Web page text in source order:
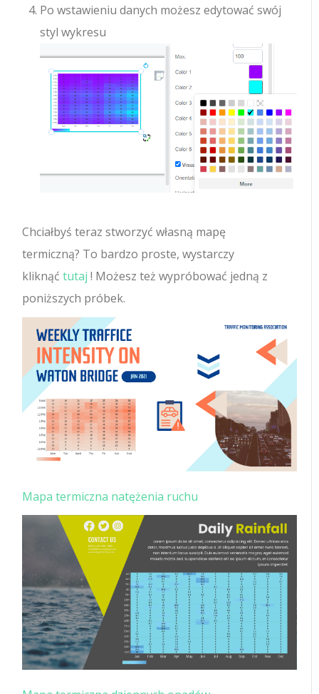
Po wstawieniu danych możesz edytować swój
styl wykresu
Chciałbyś teraz stworzyć własną mapę
termiczną? To bardzo proste, wystarczy
kliknąćtutaj ! Możesz też wypróbować jedną z
poniższych próbek.
Mapa termiczna natężenia ruchu